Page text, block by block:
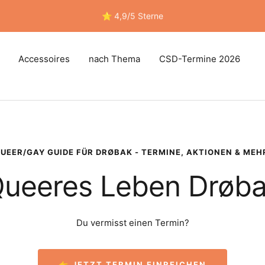
⭐ 4,9/5 Sterne
Accessoires nach Thema
CSD-Termine 2026
GAY GUIDE FÜR DRØBAK - TERMINE, AKTIONEN &
Leben
Du vermisst einen Termin?